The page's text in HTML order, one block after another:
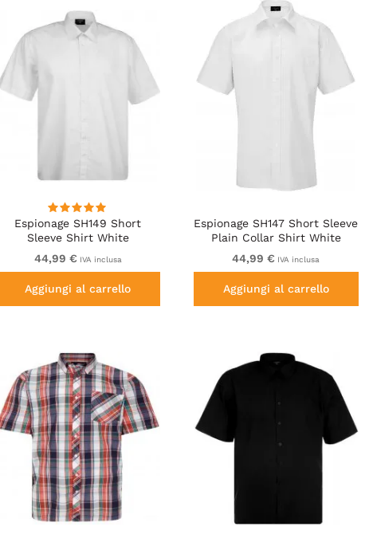
Espionage SH149 Short
Sleeve Shirt White
44,99 € IVA inclusa
Aggiungi al carrello
Espionage SH147 Short Sleeve
Plain Collar Shirt White
44,99 € IVA inclusa
Aggiungi al carrello